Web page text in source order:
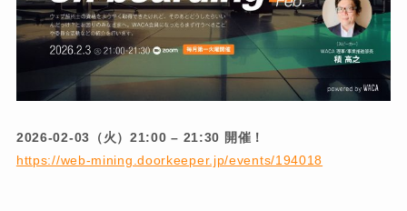
2026-02-03（火）21:00 – 21:30 開催！
https://web-mining.doorkeeper.jp/events/194018